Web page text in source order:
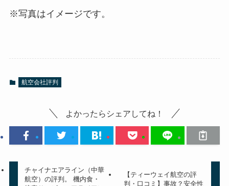
※写真はイメージです。
航空会社評判
よかったらシェアしてね！
チャイナエアライン（中華
航空）の評判。 機内食・
【ティーウェイ航空の評
判・口コミ】事故？安全性